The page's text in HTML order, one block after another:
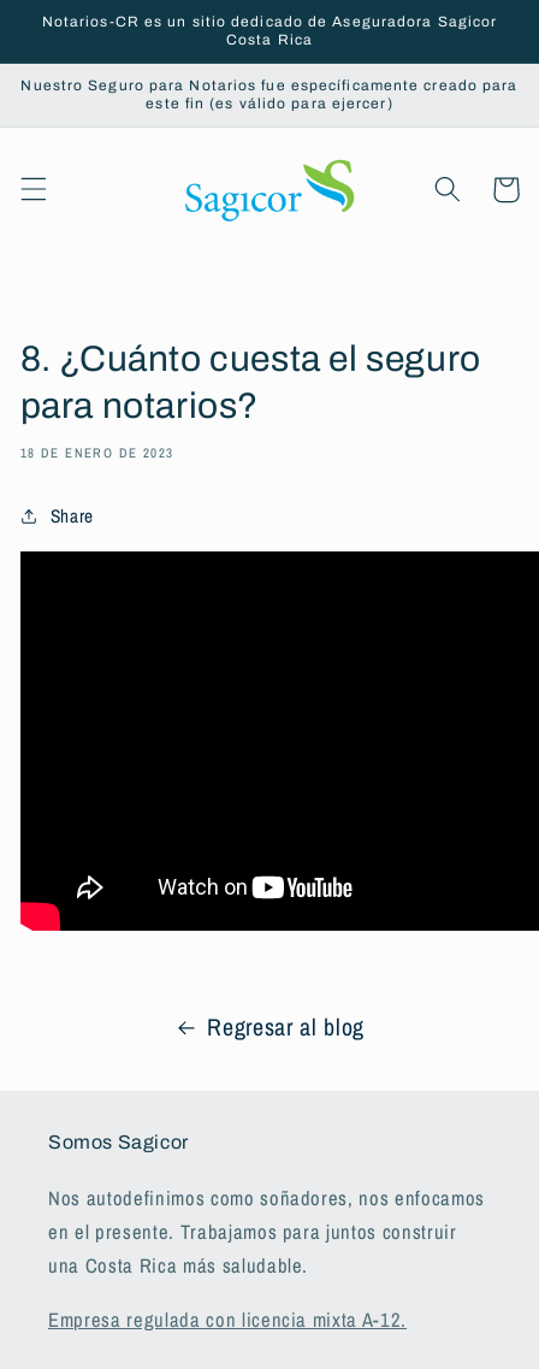
directamente
Notarios-CR es un sitio dedicado de Aseguradora Sagicor
Costa Rica
Nuestro Seguro para Notarios fue específicamente creado para
este fin (es válido para ejercer)
Carrito
8. ¿Cuánto cuesta el seguro
para notarios?
18 DE ENERO DE 2023
Share
Regresar al blog
Somos Sagicor
Nos autodefinimos como soñadores, nos enfocamos
en el presente. Trabajamos para juntos construir
una Costa Rica más saludable.
Empresa regulada con licencia mixta A-12.